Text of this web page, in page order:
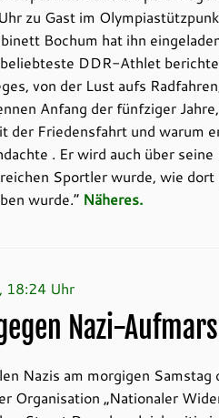
zu Gast im
Bochum hat ihn
DDR-Athlet
von der Lust aufs
Anfang der fünfziger
der Friedensfahrt und warum
. Er wird auch über
Sportler wurde, wie
wurde.“ Näheres.
18:24 Uhr
Nazi-
Nazis am morgigen
Organisation „Nationaler